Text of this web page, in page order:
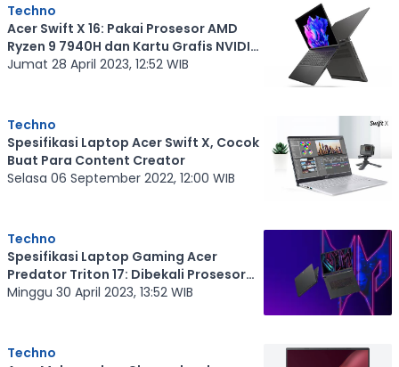
Techno
Acer Swift X 16: Pakai Prosesor AMD
Ryzen 9 7940H dan Kartu Grafis NVIDIA
GeForce RTX 4050
Jumat 28 April 2023, 12:52 WIB
Techno
Spesifikasi Laptop Acer Swift X, Cocok
Buat Para Content Creator
Selasa 06 September 2022, 12:00 WIB
Techno
Spesifikasi Laptop Gaming Acer
Predator Triton 17: Dibekali Prosesor
Intel Core Generasi ke-13
Minggu 30 April 2023, 13:52 WIB
Techno